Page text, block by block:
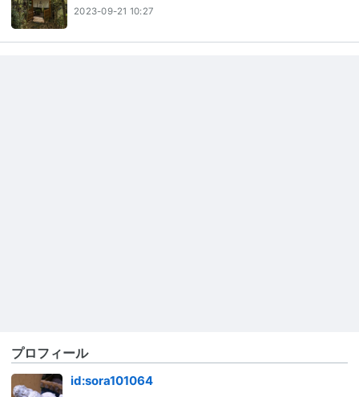
2023-09-21 10:27
プロフィール
id:sora101064